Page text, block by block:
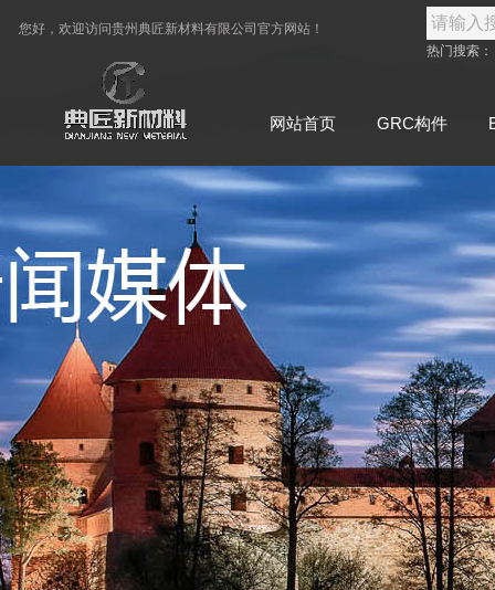
您好，欢迎访问贵州典匠新材料有限公司 官方网站！
热门搜索：
网站首页 GRC构件